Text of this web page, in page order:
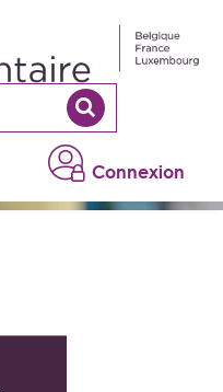
Connexion